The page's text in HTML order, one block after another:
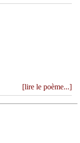
[lire le poème...]